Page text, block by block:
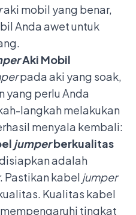
aki mobil yang benar,
Anda awet untuk
Aki Mobil
pada aki yang soak,
yang perlu Anda
langkah melakukan
menyala kembali:
jumperberkualitas
adalah
. Pastikan kabel jumper
Kualitas kabel
tingkat